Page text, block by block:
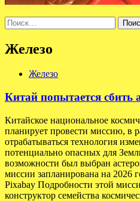
Найти:
Железо
Железо
Китай попытается сбить
Китайское национальное
планирует провести миссию, в
отрабатываться технология
потенциально опасных для
возможности был выбран
миссии запланирована на 2026
Pixabay Подробности этой
конструктор семейства